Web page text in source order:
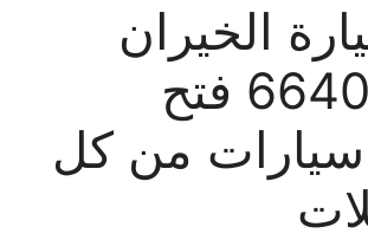
الخيران
66400366 فتح
سيارات من كل